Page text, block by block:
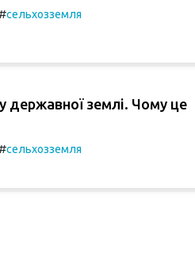
сельхозземля
державної землі. Чому це
сельхозземля